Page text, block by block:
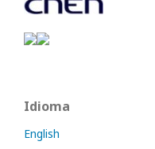
Idioma
English